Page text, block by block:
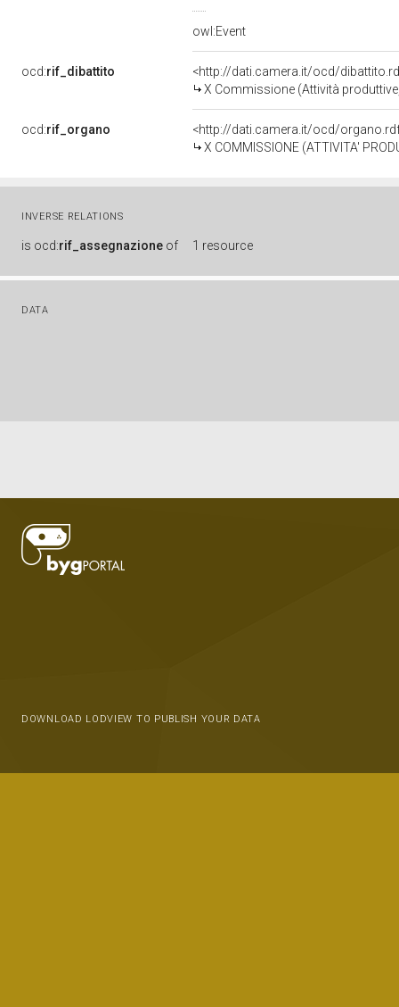
owl:Event
ocd:rif_dibattito
<http://dati.camera.it/ocd/
X Commissione (Attività
ocd:rif_organo
<http://dati.camera.it/ocd/
X COMMISSIONE (ATTIVITA'
INVERSE RELATIONS
is ocd:rif_assegnazione of 1 resource
DATA
DOWNLOAD LODVIEW TO PUBLISH YOUR DATA